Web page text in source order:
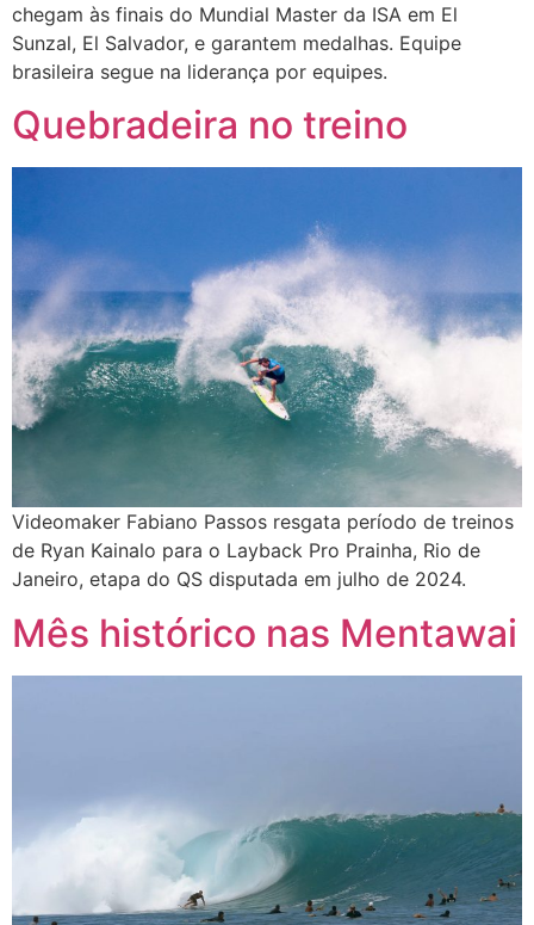
chegam às finais do Mundial Master da ISA em El
Sunzal, El Salvador, e garantem medalhas. Equipe
brasileira segue na liderança por equipes.
Quebradeira no treino
Videomaker Fabiano Passos resgata período de treinos
de Ryan Kainalo para o Layback Pro Prainha, Rio de
Janeiro, etapa do QS disputada em julho de 2024.
Mês histórico nas Mentawai